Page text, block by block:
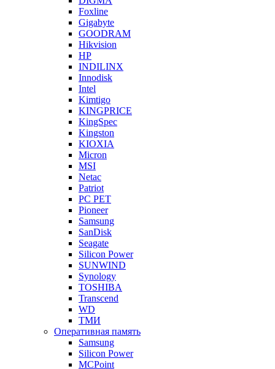
Foxline
Gigabyte
GOODRAM
Hikvision
HP
INDILINX
Innodisk
Intel
Kimtigo
KINGPRICE
KingSpec
Kingston
KIOXIA
Micron
MSI
Netac
Patriot
PC PET
Pioneer
Samsung
SanDisk
Seagate
Silicon Power
SUNWIND
Synology
TOSHIBA
Transcend
WD
ТМИ
Оперативная память
Samsung
Silicon Power
MCPoint